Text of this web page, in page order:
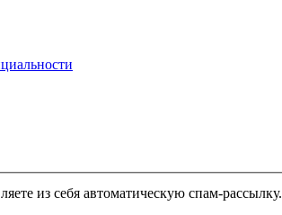
из себя автоматическую спам-рассылку.